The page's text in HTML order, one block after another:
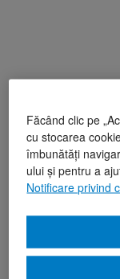
Făcând clic pe
cu stocarea
îmbunătăți
ului și pentru a
Notificare privind